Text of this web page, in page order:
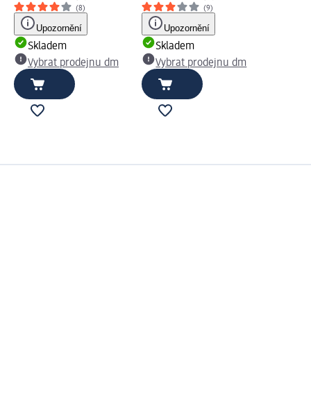
(8)
Upozornění
Skladem
Vybrat prodejnu dm
(9)
Upozornění
Skladem
Vybrat prodejnu dm